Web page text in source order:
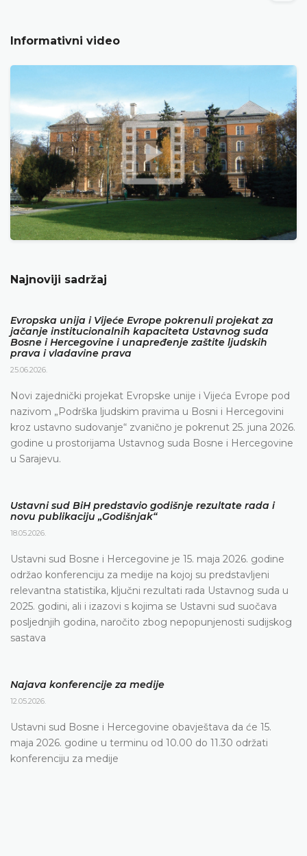
Informativni video
Najnoviji sadržaj
Evropska unija i Vijeće Evrope pokrenuli projekat za
jačanje institucionalnih kapaciteta Ustavnog suda
Bosne i Hercegovine i unapređenje zaštite ljudskih
prava i vladavine prava
25.06.2026.
Novi zajednički projekat Evropske unije i Vijeća Evrope pod
nazivom „Podrška ljudskim pravima u Bosni i Hercegovini
kroz ustavno sudovanje“ zvanično je pokrenut 25. juna 2026.
godine u prostorijama Ustavnog suda Bosne i Hercegovine
u Sarajevu.
Ustavni sud BiH predstavio godišnje rezultate rada i
novu publikaciju „Godišnjak“
18.05.2026.
Ustavni sud Bosne i Hercegovine je 15. maja 2026. godine
održao konferenciju za medije na kojoj su predstavljeni
relevantna statistika, ključni rezultati rada Ustavnog suda u
2025. godini, ali i izazovi s kojima se Ustavni sud suočava
posljednjih godina, naročito zbog nepopunjenosti sudijskog
sastava
Najava konferencije za medije
12.05.2026.
Ustavni sud Bosne i Hercegovine obavještava da će 15.
maja 2026. godine u terminu od 10.00 do 11.30 održati
konferenciju za medije